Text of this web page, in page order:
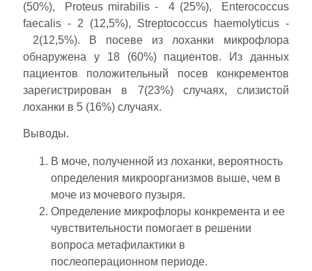
(50%), Proteus mirabilis - 4 (25%), Enterococcus
faecalis - 2 (12,5%), Streptococcus haemolyticus -
2(12,5%). В посеве из лоханки микрофлора
обнаружена у 18 (60%) пациентов. Из данных
пациентов положительный посев конкрементов
зарегистрирован в 7(23%) случаях, слизистой
лоханки в 5 (16%) случаях.
Выводы.
В моче, полученной из лоханки, вероятность
определения микроорганизмов выше, чем в
моче из мочевого пузыря.
Определение микрофлоры конкремента и ее
чувствительности помогает в решении
вопроса метафилактики в
послеоперационном периоде.